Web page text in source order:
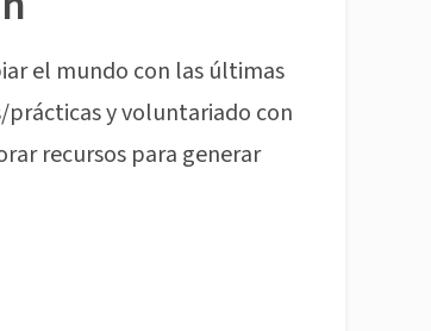
el mundo con las últimas
y voluntariado con
recursos para generar